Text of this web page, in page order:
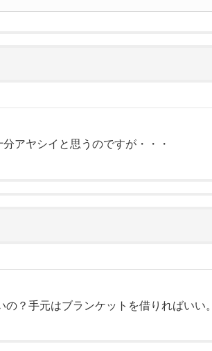
アヤシイと思うのですが・・・
？手元はブランケットを借りればいい。